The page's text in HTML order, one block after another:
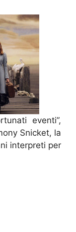
eventi”,
Snicket, la
interpreti per